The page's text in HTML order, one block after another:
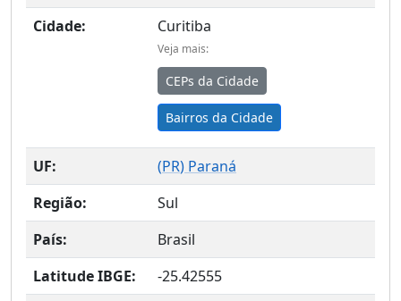
Cidade:
Curitiba
Veja mais:
CEPs da Cidade
Bairros da Cidade
UF: (PR) Paraná
Região:
Sul
País:
Brasil
Latitude IBGE:
-25.42555